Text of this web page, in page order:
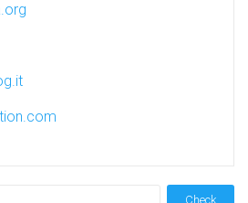
Check